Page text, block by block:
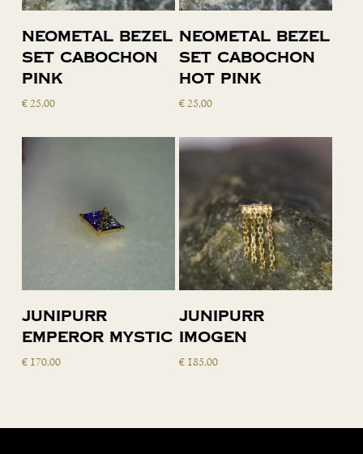
Toevoegen
aan
winkelwagen
Neometal bezel
set cabochon
pink
€25,00
Toevoegen
aan
winkelwagen
Neometal bezel
set cabochon
hot pink
€25,00
Toevoegen
aan
Junipurr
Emperor Mystic
€170,00
Toevoegen
aan
Junipurr
Imogen
€ 185,00